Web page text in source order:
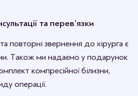
та перев’язки
та повторні звернення до хірурга є
Також ми надаємо у подарунок
компресійної білизни,
операції.